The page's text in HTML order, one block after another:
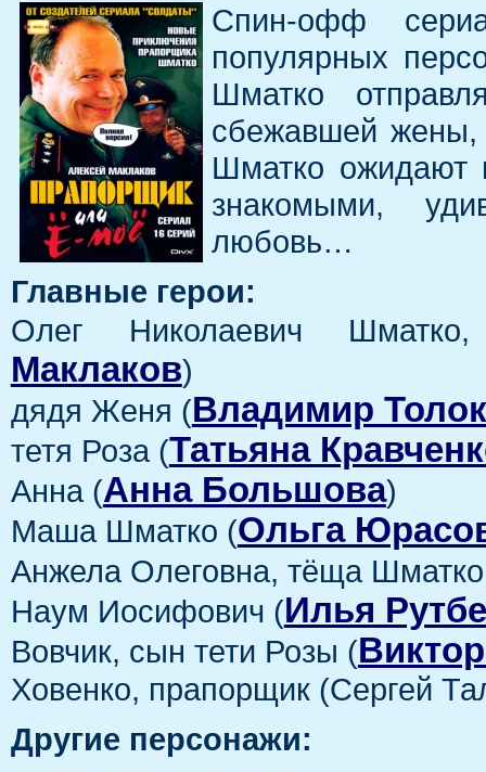
Спин-офф
популярных
Шматко
сбежавшей жены,
Шматко ожидают
знакомыми,
любовь…
Главные герои:
Олег Николаевич
Маклаков)
дядя Женя (Владимир
тетя Роза (Татьяна
Анна (Анна Большова)
Маша Шматко (Ольга
Анжела Олеговна, тёща
Наум Иосифович (Илья
Вовчик, сын тети Розы (
Ховенко, прапорщик (Сергей
Другие персонажи: